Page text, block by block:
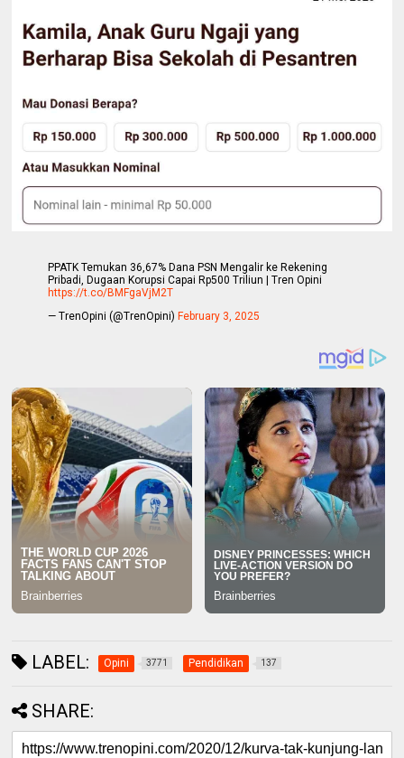
PPATK Temukan 36,67% Dana PSN Mengalir ke Rekening
Pribadi, Dugaan Korupsi Capai Rp500 Triliun | Tren Opini
https://t.co/BMFgaVjM2T
— TrenOpini (@TrenOpini)February 3, 2025
LABEL: Opini 3771 Pendidikan 137
SHARE: